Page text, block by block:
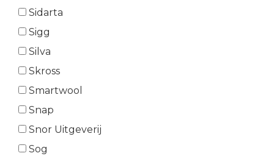
Sidarta
Sigg
Silva
Skross
Smartwool
Snap
Snor Uitgeverij
Sog